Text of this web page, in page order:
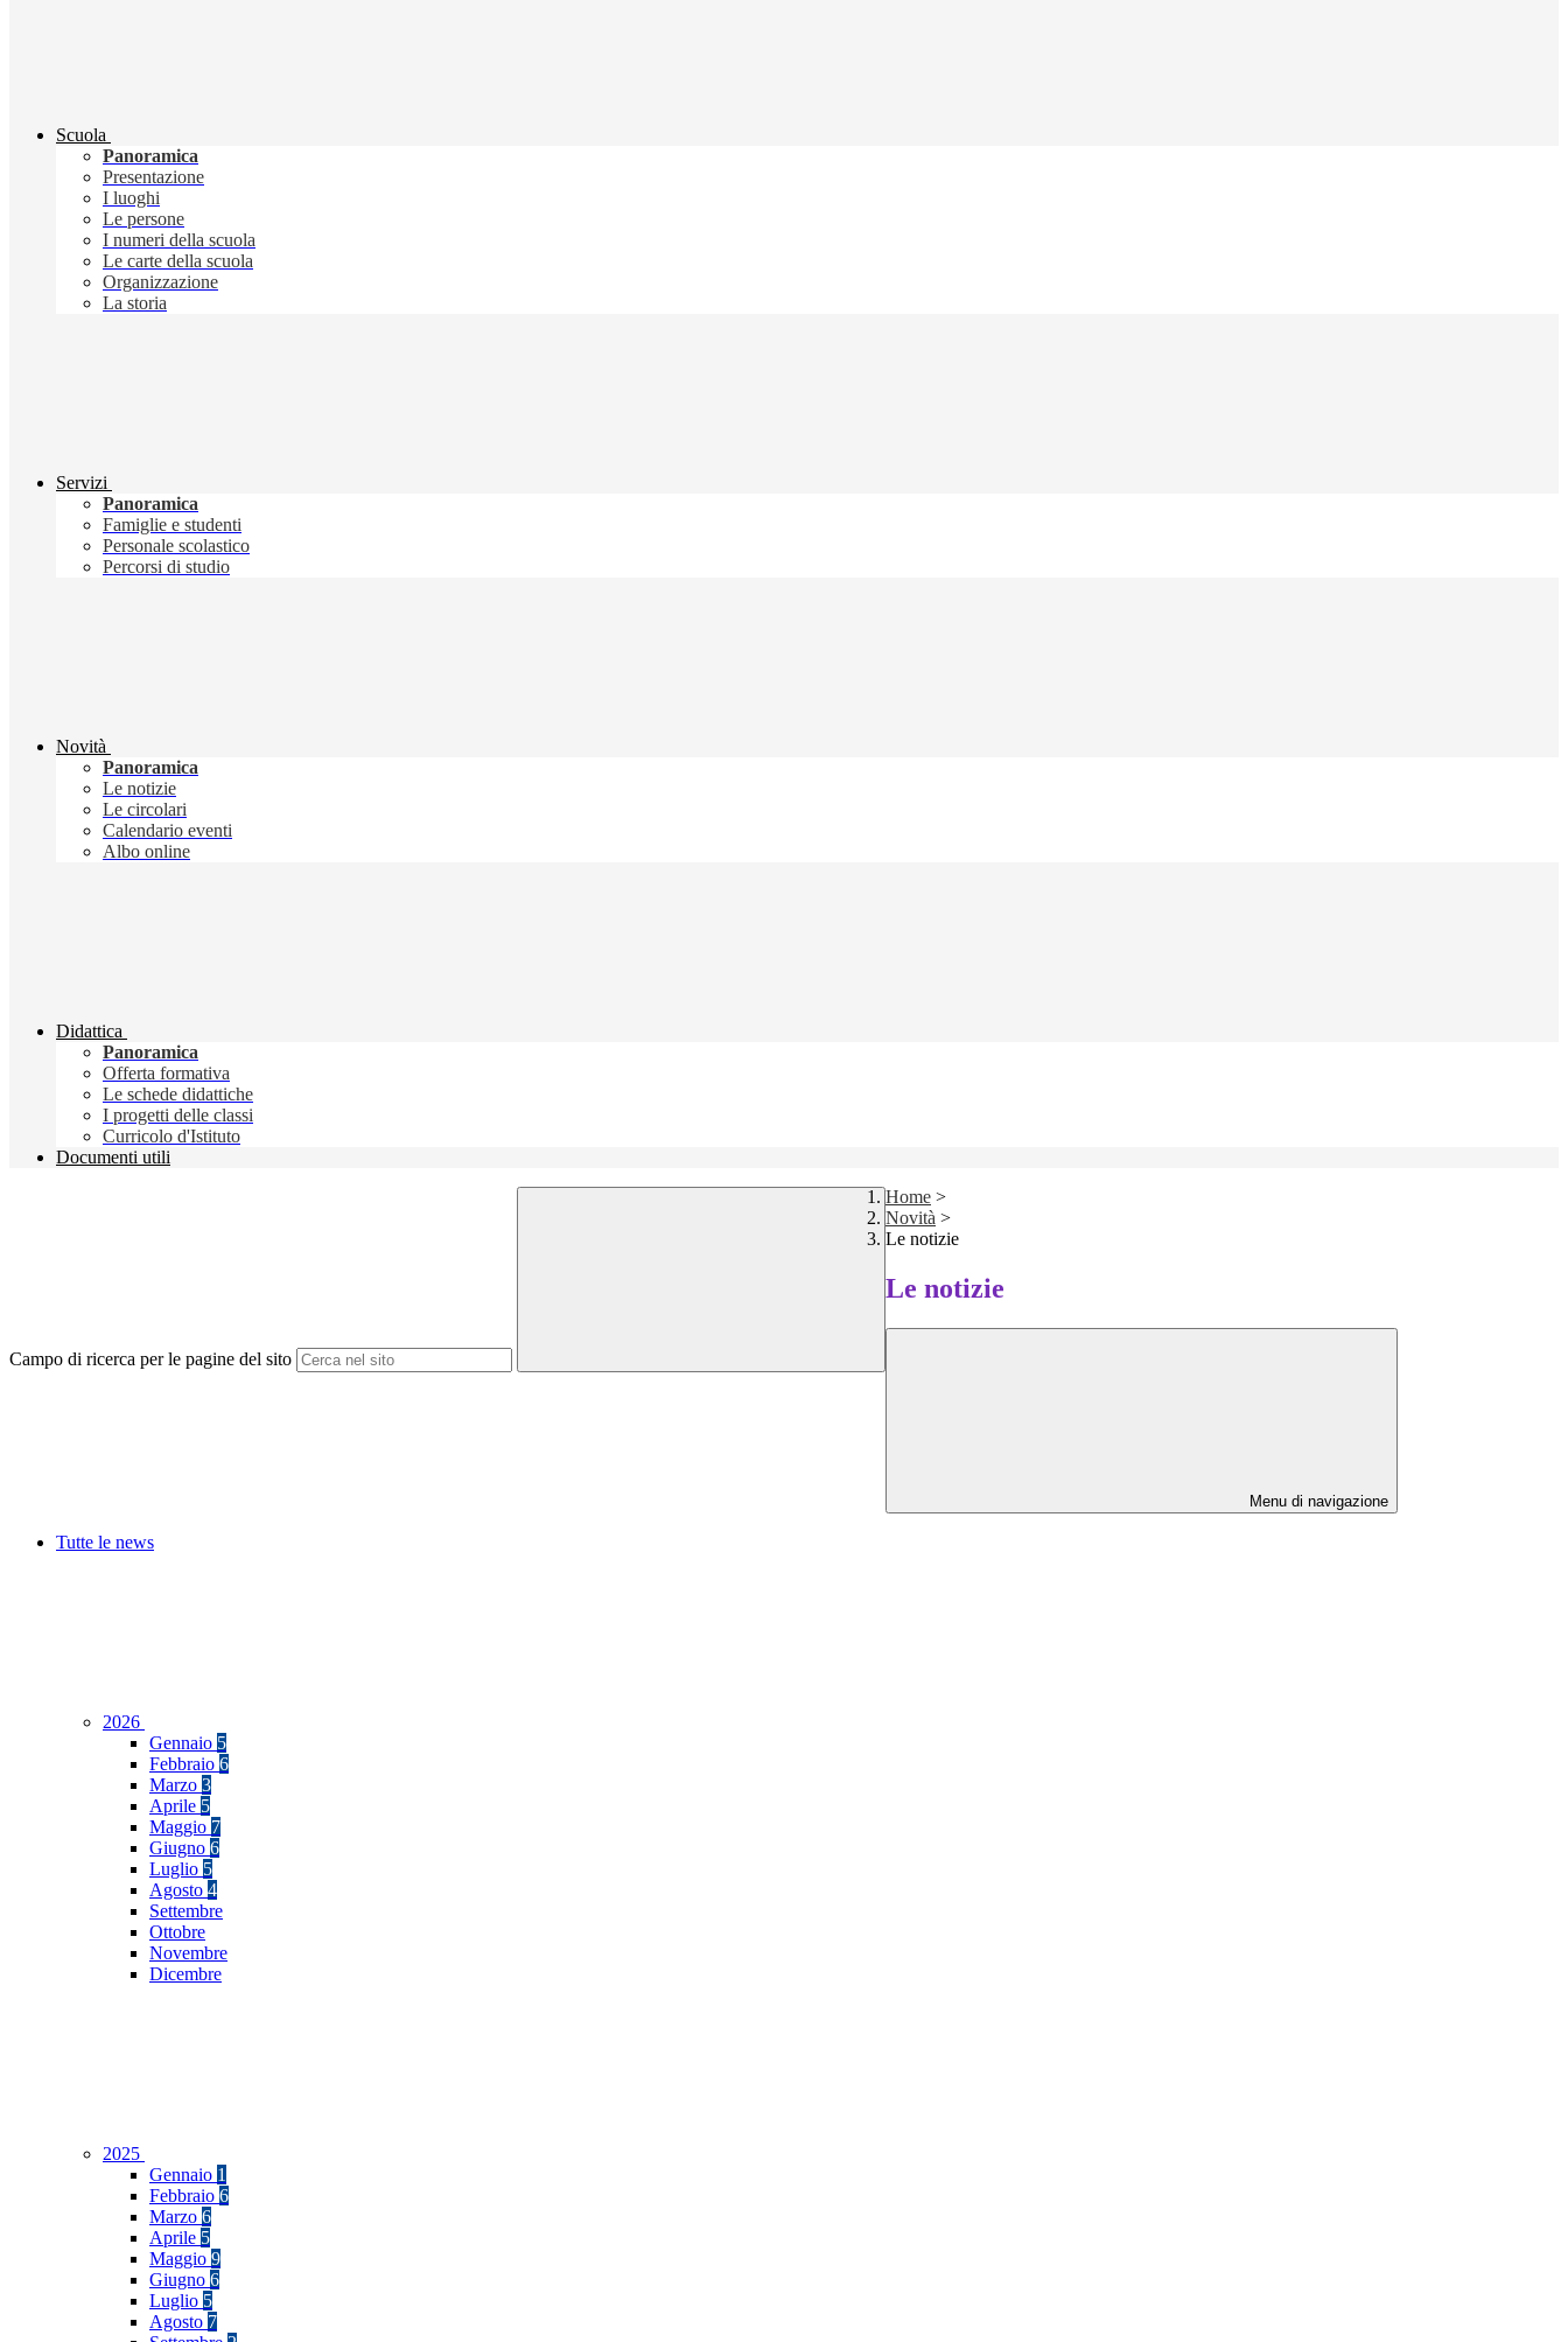
Scuola
Panoramica
Presentazione
I luoghi
Le persone
I numeri della scuola
Le carte della scuola
Organizzazione
La storia
Servizi
Panoramica
Famiglie e studenti
Personale scolastico
Percorsi di studio
Novità
Panoramica
Le notizie
Le circolari
Calendario eventi
Albo online
Didattica
Panoramica
Offerta formativa
Le schede didattiche
I progetti delle classi
Curricolo d'Istituto
Documenti utili
Campo di ricerca per le pagine del sito
Home >
Novità >
Le notizie
Le notizie
Menu di navigazione
Tutte le news
2026
Gennaio 5
Febbraio 6
Marzo 3
Aprile 5
Maggio 7
Giugno 6
Luglio 5
Agosto 4
Settembre
Ottobre
Novembre
Dicembre
2025
Gennaio 1
Febbraio 6
Marzo 6
Aprile 5
Maggio 9
Giugno 6
Luglio 5
Agosto 7